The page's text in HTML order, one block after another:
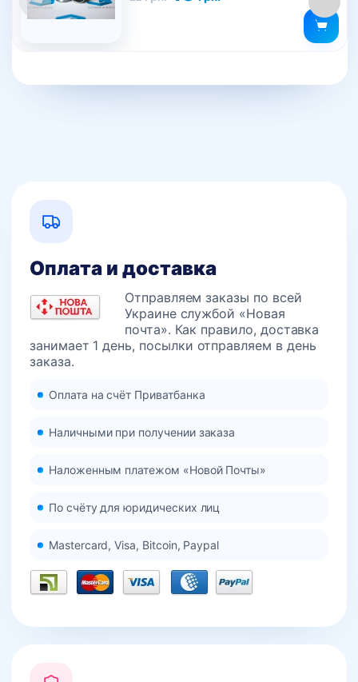
цена
цена:
Оплата и доставка
Отправляем заказы по всей
Украине службой «Новая
почта». Как правило, доставка
занимает 1 день, посылки отправляем в день
заказа.
Оплата на счёт Приватбанка
Наличными при получении заказа
Наложенным платежом «Новой Почты»
По счёту для юридических лиц
Mastercard, Visa, Bitcoin, Paypal